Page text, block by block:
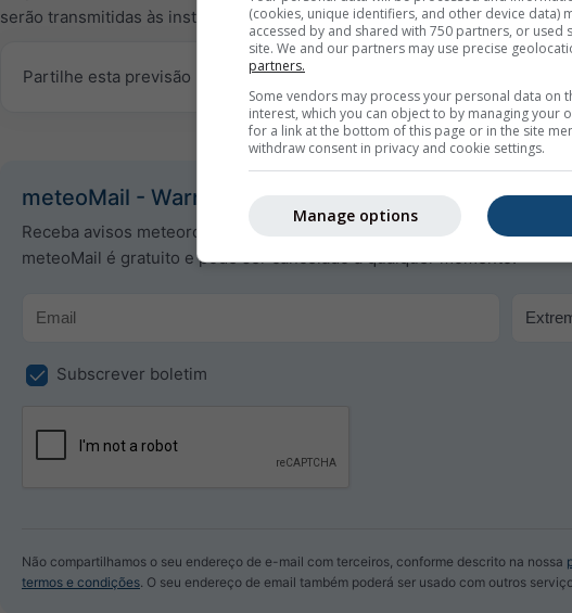
serão transmitidas às instâncias apropriadas.
Partilhe esta previsão
meteoMail - Warnings para Alcantarilla
Receba avisos meteorológicos por e-mail gratuitamente.
meteoMail é gratuito e pode ser cancelado a qualquer momento.
Subscrever boletim
Não compartilhamos o seu endereço de e-mail com terceiros, conforme descrito na nossa
termos e condições. O seu endereço de email também poderá ser usado com outros
(cookies, unique identifiers, and other device data)
accessed by and shared with 750 partners, or used
site. We and our partners may use precise
partners.
Some vendors may process your personal data on
interest, which you can object to by managing your
for a link at the bottom of this page or in the site
withdraw consent in privacy and cookie settings.
Manage options